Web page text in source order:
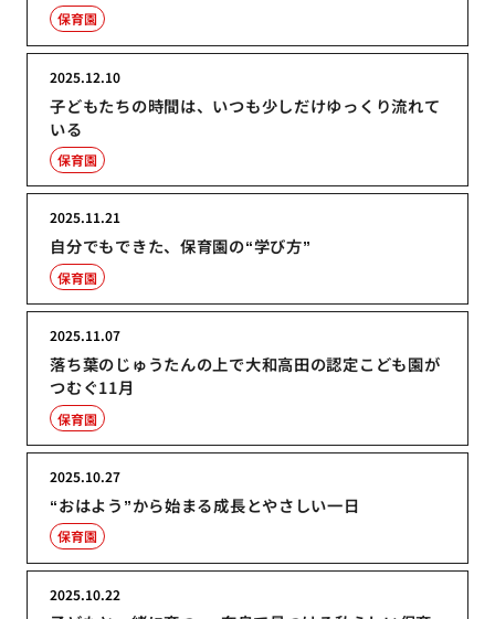
保育園
子どもたちの時間は、いつも少しだけゆっくり流れて
いる
2025.12.10
保育園
自分でもできた、保育園の“学び方”
2025.11.21
保育園
落ち葉のじゅうたんの上で大和高田の認定こども園が
つむぐ11月
2025.11.07
保育園
“おはよう”から始まる成長とやさしい一日
2025.10.27
保育園
2025.10.22